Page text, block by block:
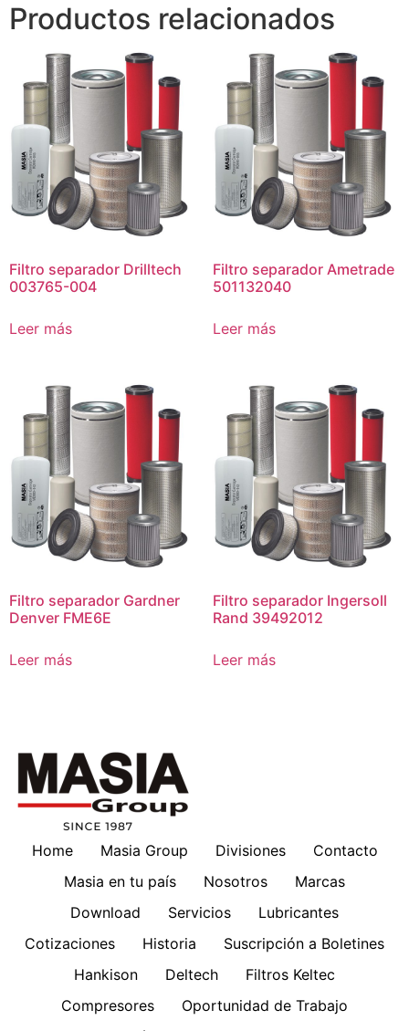
Productos relacionados
Filtro separador Drilltech
003765-004
Leer más
Filtro separador Ametrade
501132040
Leer más
Filtro separador Gardner
Denver FME6E
Leer más
Filtro separador Ingersoll
Rand 39492012
Leer más
Home Masia Group Divisiones
Contacto
Masia en tu país
Nosotros
Marcas
Download
Servicios
Lubricantes
Cotizaciones
Historia
Suscripción a Boletines
Hankison
Deltech
Filtros Keltec
Compresores
Oportunidad de Trabajo